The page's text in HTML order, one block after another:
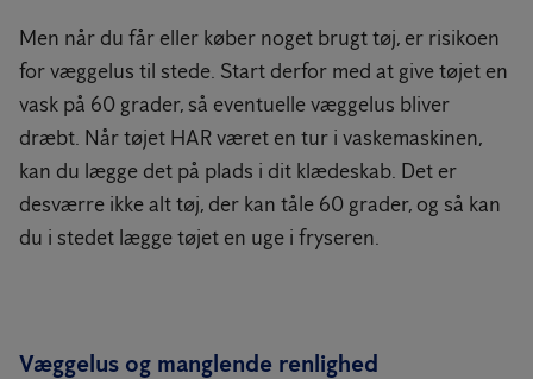
Men når du får eller køber noget brugt tøj, er risikoen
for væggelus til stede. Start derfor med at give tøjet en
vask på 60 grader, så eventuelle væggelus bliver
dræbt. Når tøjet HAR været en tur i vaskemaskinen,
kan du lægge det på plads i dit klædeskab. Det er
desværre ikke alt tøj, der kan tåle 60 grader, og så kan
du i stedet lægge tøjet en uge i fryseren.
Væggelus og manglende renlighed